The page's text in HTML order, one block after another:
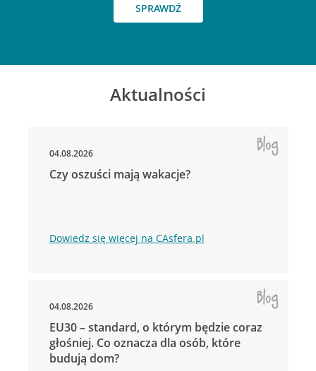
SPRAWDŹ
Aktualności
04.08.2026
Czy oszuści mają wakacje?
Dowiedz się więcej na CAsfera.pl
04.08.2026
EU30 – standard, o którym będzie coraz
głośniej. Co oznacza dla osób, które
budują dom?